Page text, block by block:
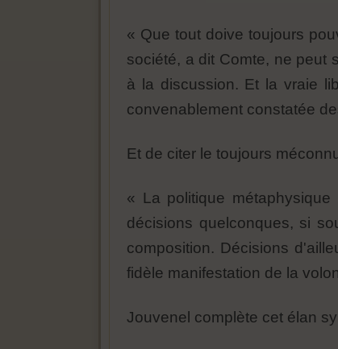
« Que tout doive toujours
société, a dit Comte, ne peut
à la discussion. Et la vraie
convenablement constatée
Et de citer le toujours
« La politique
décisions quelconques, si
composition. Décisions
fidèle manifestation de la
Jouvenel complète cet élan